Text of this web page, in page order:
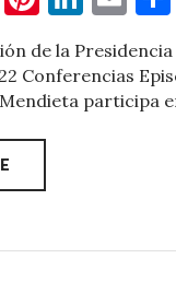
h
s
nt
er
es
t
n
k
e
ai
l
de la
Conferencias
participa